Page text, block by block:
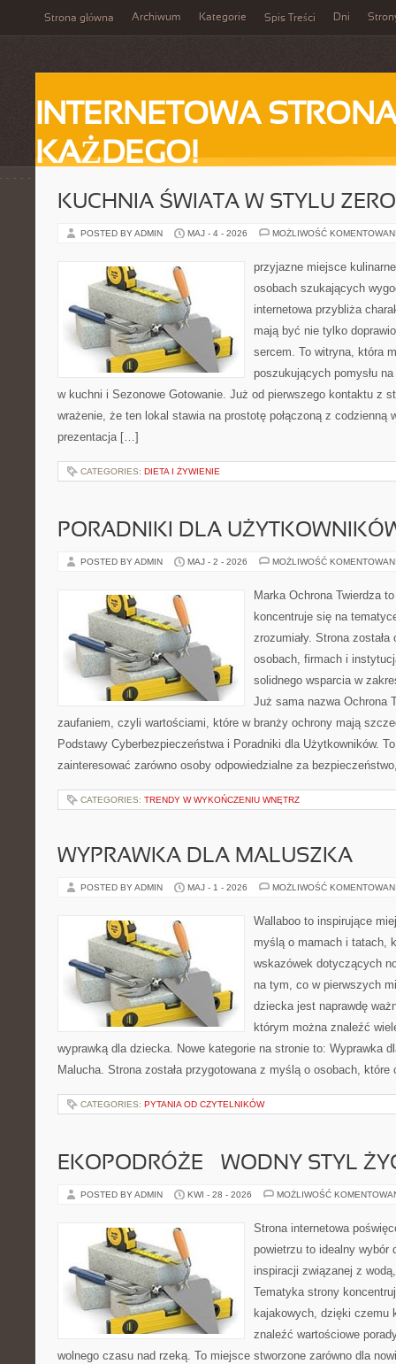
Strona główna Archiwum Kategorie Spis Treści Dni
INTERNETOWA
KAŻDEGO!
KUCHNIA ŚWIATA W STYLU
POSTED BY ADMIN MAJ - 4 - 2026 MOŻLIWOŚĆ
przyjazne miejsce
osobach szukających
internetowa przybliża
mają być nie tylko
sercem. To witryna, która
poszukujących pomysłu
w kuchni i Sezonowe Gotowanie. Już od pierwszego kontaktu z
wrażenie, że ten lokal stawia na prostotę połączoną z codzienną
prezentacja […]
CATEGORIES: DIETA I ŻYWIENIE
PORADNIKI DLA
POSTED BY ADMIN MAJ - 2 - 2026 MOŻLIWOŚĆ
Marka Ochrona Twierdza
koncentruje się na
zrozumiały. Strona
osobach, firmach i
solidnego wsparcia w
Już sama nazwa Ochrona
zaufaniem, czyli wartościami, które w branży ochrony mają
Podstawy Cyberbezpieczeństwa i Poradniki dla Użytkowników.
zainteresować zarówno osoby odpowiedzialne za
CATEGORIES: TRENDY W WYKOŃCZENIU WNĘTRZ
WYPRAWKA DLA MALUSZKA
POSTED BY ADMIN MAJ - 1 - 2026 MOŻLIWOŚĆ
Wallaboo to inspirujące
myślą o mamach i tatach,
wskazówek dotyczących
na tym, co w pierwszych
dziecka jest naprawdę
którym można znaleźć
wyprawką dla dziecka. Nowe kategorie na stronie to: Wyprawka
Malucha. Strona została przygotowana z myślą o osobach,
CATEGORIES: PYTANIA OD CZYTELNIKÓW
EKOPODRÓŻE – WODNY STYL
POSTED BY ADMIN KWI - 28 - 2026 MOŻLIWOŚĆ
Strona internetowa
powietrzu to idealny wybór
inspiracji związanej z
Tematyka strony
kajakowych, dzięki czemu
znaleźć wartościowe
wolnego czasu nad rzeką. To miejsce stworzone zarówno dla